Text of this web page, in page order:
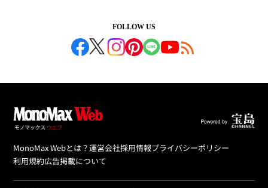
FOLLOW US
MonoMax Webとは？運営会社採用情報プライバシーポリシー
利用規約広告掲載について